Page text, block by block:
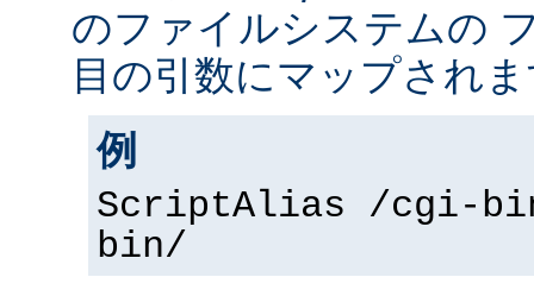
のファイルシステムの
目の引数にマップされ
例
ScriptAlias /cgi-
bin/